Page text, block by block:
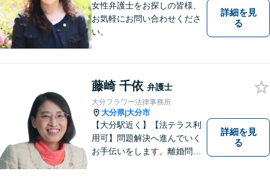
女性弁護士をお探しの皆様、
お気軽にお問い合わせくださ
い。
詳細を見
る
藤崎 千依 弁護士
大分フラワー法律事務所
大分県|大分市
【大分駅近く】【法テラス利
用可】問題解決へ進んでいく
お手伝いをします。離婚問題
詳細を見
る